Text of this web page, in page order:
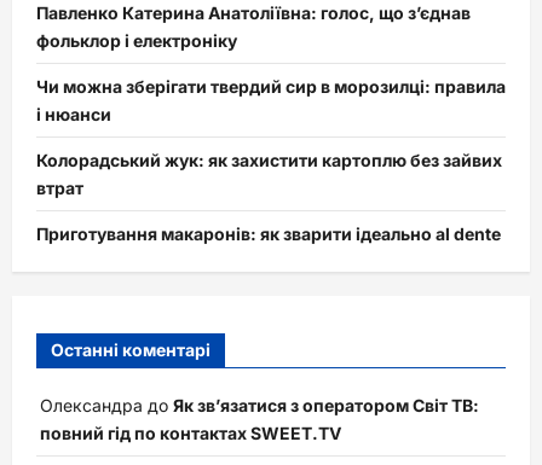
Павленко Катерина Анатоліївна: голос, що з’єднав
фольклор і електроніку
Чи можна зберігати твердий сир в морозилці: правила
і нюанси
Колорадський жук: як захистити картоплю без зайвих
втрат
Приготування макаронів: як зварити ідеально al dente
Останні коментарі
Олександра до Як зв’язатися з оператором Світ ТВ:
повний гід по контактах SWEET.TV